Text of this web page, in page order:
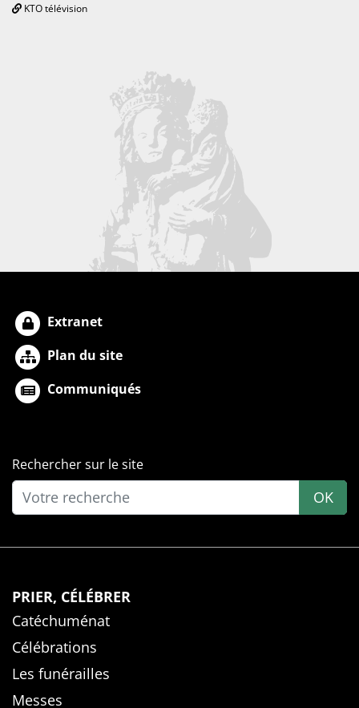
KTO télévision
Extranet
Plan du site
Communiqués
Rechercher sur le site
OK
PRIER, CÉLÉBRER
Catéchuménat
Célébrations
Les funérailles
Messes